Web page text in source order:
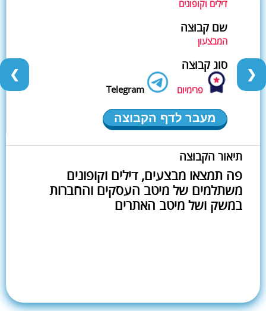
דילים וקופונים
שם קבוצה
המבצעון
סוג קבוצה
פרימיום Telegram
מעבר לדף הקבוצה
תיאור הקבוצה
פה תמצאו מבצעים, דילים וקופונים
משתלמים של מיטב העסקים והחברות
במשק ושל מיטב האתרים
❮ ❯